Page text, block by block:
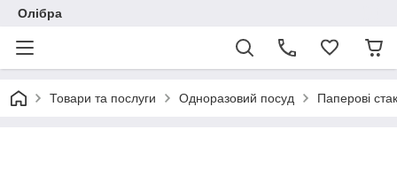
Олібра
Товари та послуги Одноразовий посуд Паперові